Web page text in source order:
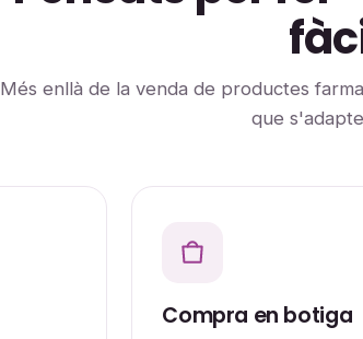
Més enllà de la venda de productes
que
Compra en botiga